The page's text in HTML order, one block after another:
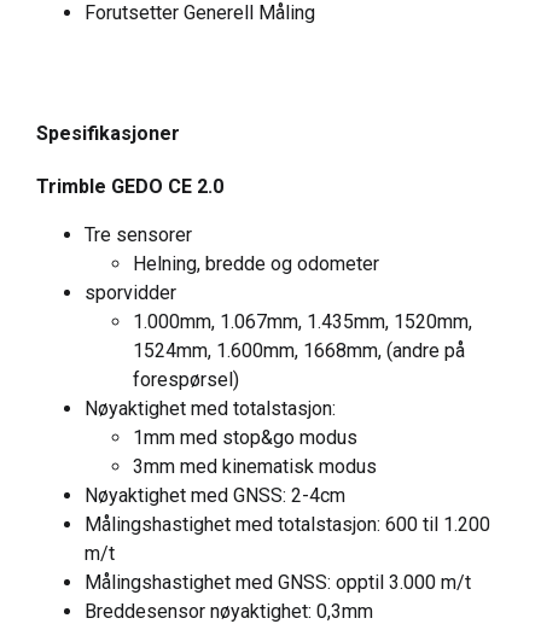
Forutsetter Generell Måling
Spesifikasjoner
Trimble GEDO CE 2.0
Tre sensorer
Helning, bredde og odometer
sporvidder
1.000mm, 1.067mm, 1.435mm, 1520mm,
1524mm, 1.600mm, 1668mm, (andre på
forespørsel)
Nøyaktighet med totalstasjon:
1mm med stop&go modus
3mm med kinematisk modus
Nøyaktighet med GNSS: 2-4cm
Målingshastighet med totalstasjon: 600 til 1.200
m/t
Målingshastighet med GNSS: opptil 3.000 m/t
Breddesensor nøyaktighet: 0,3mm